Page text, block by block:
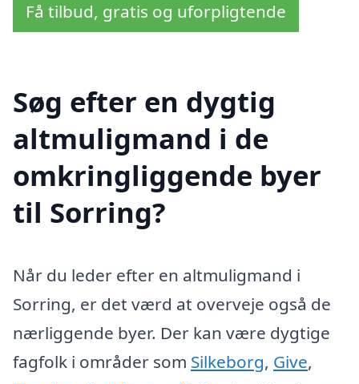
Få tilbud, gratis og uforpligtende
Søg efter en dygtig
altmuligmand i de
omkringliggende byer
til Sorring?
Når du leder efter en altmuligmand i
Sorring, er det værd at overveje også de
nærliggende byer. Der kan være dygtige
fagfolk i områder som Silkeborg, Give,